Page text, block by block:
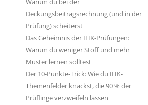
Warum du bei der
Deckungsbeitragsrechnung (und in der
Prüfung) scheiterst
Das Geheimnis der IHK-Prüfungen:
Warum du weniger Stoff und mehr
Muster lernen solltest
Der 10-Punkte-Trick: Wie du IHK-
Themenfelder knackst, die 90 % der
Prüflinge verzweifeln lassen